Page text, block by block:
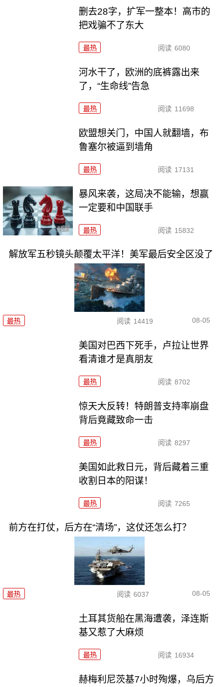
删去28字，扩军一整本！高市的
把戏骗不了东大
最热 阅读 6080
河水干了，欧洲的底裤露出来
了，“生命线”告急
最热 阅读 11698
欧盟想关门，中国人就翻墙，布
鲁塞尔被逼到墙角
最热 阅读 17131
暴风来袭，这局决不能输，想赢
一定要和中国联手
最热 阅读 15832
解放军五秒镜头颠覆太平洋！美军最后安全区没了
最热 阅读 14419 08-05
美国对巴西下死手，卢拉让世界
看清谁才是真朋友
最热 阅读 8702
惊天大反转！特朗普支持率崩盘
背后竟藏致命一击
最热 阅读 8297
美国如此救日元，背后藏着三重
收割日本的阳谋！
最热 阅读 7265
前方在打仗，后方在“清场”，这仗还怎么打？
最热 阅读 6037 08-05
土耳其货船在黑海遭袭，泽连斯
基又惹了大麻烦
最热 阅读 16934
赫梅利尼茨基7小时殉爆，乌后方